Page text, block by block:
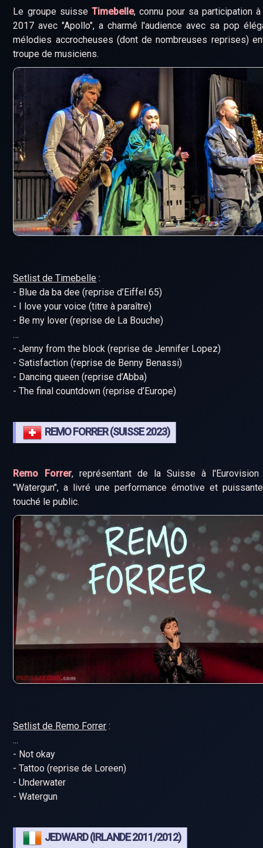
Le groupe suisse Timebelle, connu pour sa participation
2017 avec "Apollo", a charmé l'audience avec sa pop
mélodies accrocheuses (dont de nombreuses reprises)
troupe de musiciens.
Setlist de Timebelle :
- Blue da ba dee (reprise d’Eiffel 65)
- I love your voice (titre à paraître)
- Be my lover (reprise de La Bouche)
…
- Jenny from the block (reprise de Jennifer Lopez)
- Satisfaction (reprise de Benny Benassi)
- Dancing queen (reprise d’Abba)
- The final countdown (reprise d’Europe)
REMO FORRER (SUISSE 2023)
Remo Forrer, représentant de la Suisse à
"Watergun", a livré une performance émotive et
touché le public.
Setlist de Remo Forrer :
...
- Not okay
- Tattoo (reprise de Loreen)
- Underwater
- Watergun
JEDWARD (IRLANDE 2011/2012)